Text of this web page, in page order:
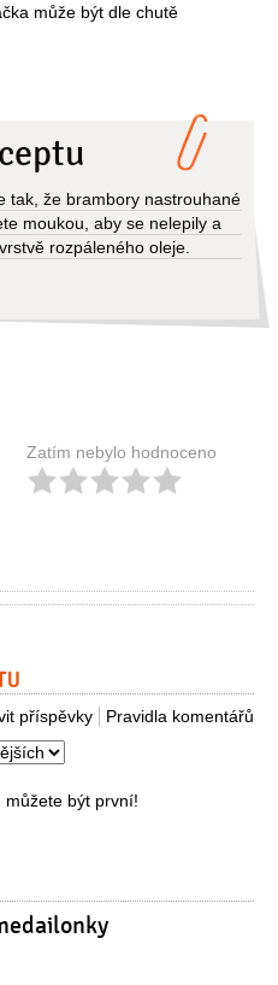
může být dle chutě
tak, že brambory nastrouhané
moukou, aby se nelepily a
rozpáleného oleje.
Zatím nebylo hodnoceno
Pravidla komentářů
příspěvky
být první!